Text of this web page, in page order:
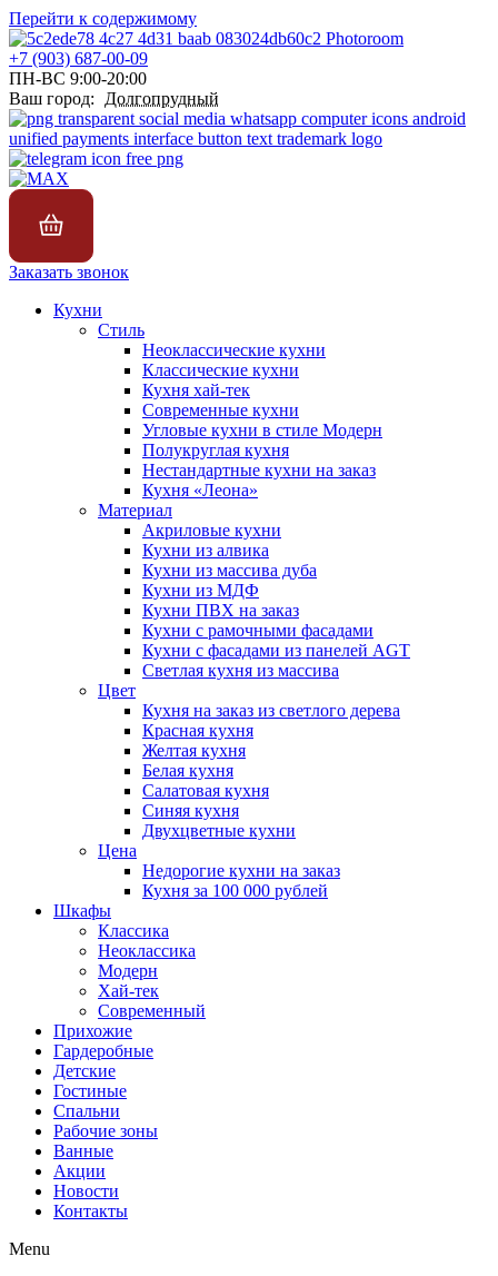
Перейти к содержимому
+7 (903) 687-00-09
ПН-ВС 9:00-20:00
Ваш город:
Долгопрудный
Заказать звонок
Кухни
Стиль
Неоклассические кухни
Классические кухни
Кухня хай-тек
Современные кухни
Угловые кухни в стиле Модерн
Полукруглая кухня
Нестандартные кухни на заказ
Кухня «Леона»
Материал
Акриловые кухни
Кухни из алвика
Кухни из массива дуба
Кухни из МДФ
Кухни ПВХ на заказ
Кухни с рамочными фасадами
Кухни с фасадами из панелей AGT
Светлая кухня из массива
Цвет
Кухня на заказ из светлого дерева
Красная кухня
Желтая кухня
Белая кухня
Салатовая кухня
Синяя кухня
Двухцветные кухни
Цена
Недорогие кухни на заказ
Кухня за 100 000 рублей
Шкафы
Классика
Неоклассика
Модерн
Хай-тек
Современный
Прихожие
Гардеробные
Детские
Гостиные
Спальни
Рабочие зоны
Ванные
Акции
Новости
Контакты
Menu